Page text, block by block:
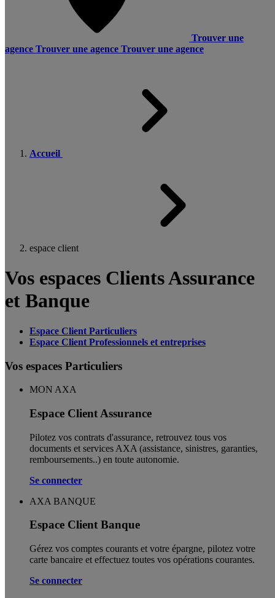
Trouver une
agence Trouver une agence Trouver une agence
Accueil
espace client
Vos espaces Clients Assurance
et Banque
Espace Client Particuliers
Espace Client Professionnels et entreprises
Vos espaces Particuliers
MON AXA
Espace Client Assurance
Pilotez vos contrats d'assurance, retrouvez tous vos
documents et services AXA (assistance, sinistres, garanties,
remboursements..) en toute autonomie. ​
Se connecter
AXA BANQUE
Espace Client Banque
Gérez vos comptes courants et votre épargne, pilotez votre
carte bancaire et effectuez toutes vos opérations courantes.
Se connecter